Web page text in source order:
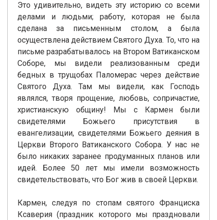
Это удивительно, видеть эту историю со всеми
делами и людьми; работу, которая не была
сделана за письменным столом, а была
осуществлена действием Святого Духа. То, что на
письме разрабатывалось на Втором Ватиканском
Соборе, мы видели реализованным среди
бедных в трущобах Паломерас через действие
Святого Духа. Там мы видели, как Господь
являлся, творя прощение, любовь, сопричастие,
христианскую общину! Мы с Кармен были
свидетелями Божьего присутствия в
евангелизации, свидетелями Божьего деяния в
Церкви Второго Ватиканского Собора. У нас не
было никаких заранее продуманных планов или
идей. Более 50 лет мы имели возможность
свидетельствовать, что Бог жив в своей Церкви.
Кармен, следуя по стопам святого Франциска
Ксаверия (праздник которого мы праздновали